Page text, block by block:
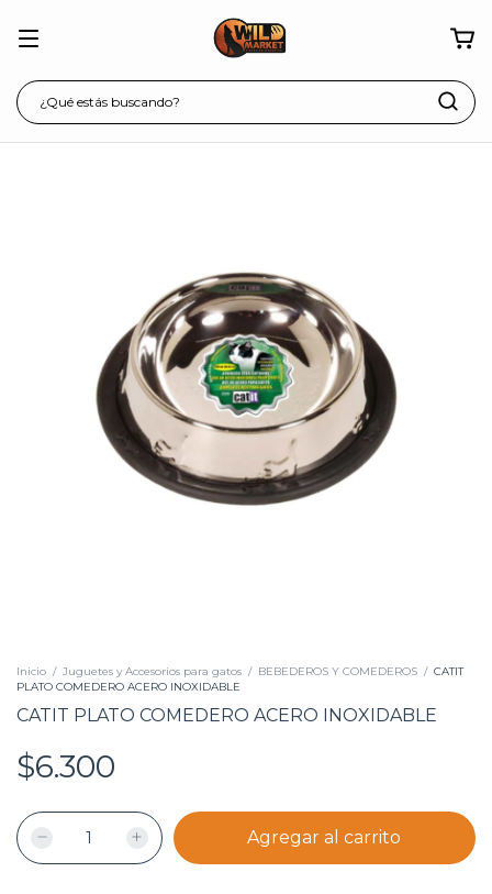
Inicio / Juguetes y Accesorios para gatos / BEBEDEROS Y COMEDEROS / CATIT
PLATO COMEDERO ACERO INOXIDABLE
CATIT PLATO COMEDERO ACERO INOXIDABLE
$6.300